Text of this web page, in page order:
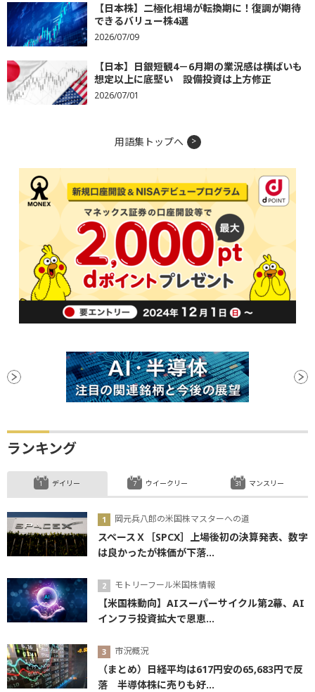
【日本株】二極化相場が転換期に！復調が期待
できるバリュー株4選
2026/07/09
【日本】日銀短観4－6月期の業況感は横ばいも
想定以上に底堅い 設備投資は上方修正
2026/07/01
用語集トップへ
ランキング
デイリー
岡元兵八郎の米国株マスターへの道
スペースＸ［SPCX］上場後初の決算発表、数字
は良かったが株価が下落...
モトリーフール米国株情報
【米国株動向】AIスーパーサイクル第2幕、AI
インフラ投資拡大で恩恵...
市況概況
（まとめ）日経平均は617円安の65,683円で反
落 半導体株に売りも好...
ウイークリー マンスリー